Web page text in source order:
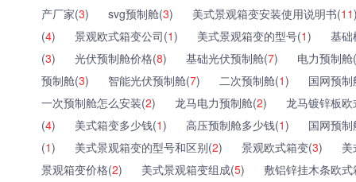
产厂家(3) svg预制舱(3) 美式景观箱变安装使用说明书(11
(4) 景观欧式箱变公司(1) 美式景观箱变的型号(1)
基础
(3) 光伏预制舱价格(8) 基础光伏预制舱(7)
电力预制舱(
预制舱(3) 智能光伏预制舱(7) 二次预制舱(1)
国网预
一次预制舱怎么安装(2) 龙马电力预制舱(2)
龙马镀锌板
(4) 美式箱变多少钱(1) 高压预制舱多少钱(1)
国网预
(1) 美式景观箱变的型号和区别(2) 景观欧式箱变(3)
景观箱变价格(2) 美式景观箱变组成(5)
敷铝锌挂木条欧